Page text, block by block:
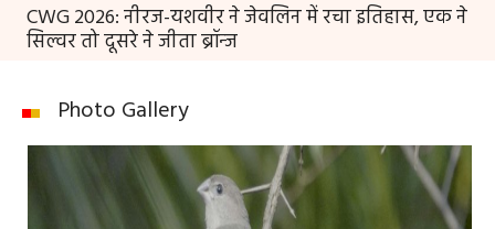
CWG 2026: नीरज-यशवीर ने जेवलिन में रचा इतिहास, एक ने
सिल्वर तो दूसरे ने जीता ब्रॉन्ज
Photo Gallery